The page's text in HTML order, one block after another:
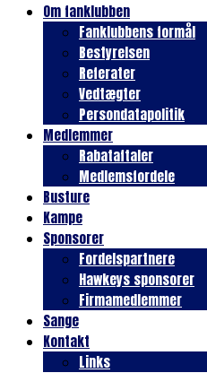
Om fanklubben
Fanklubbens formål
Bestyrelsen
Referater
Vedtægter
Persondatapolitik
Medlemmer
Rabataftaler
Medlemsfordele
Busture
Kampe
Sponsorer
Fordelspartnere
Hawkeys sponsorer
Firmamedlemmer
Sange
Kontakt
Links